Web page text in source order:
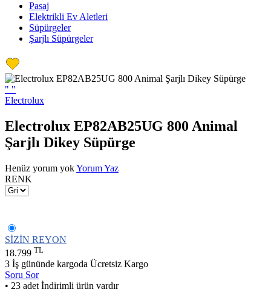
Pasaj
Elektrikli Ev Aletleri
Süpürgeler
Şarjlı Süpürgeler
" "
Electrolux
Electrolux EP82AB25UG 800 Animal
Şarjlı Dikey Süpürge
Henüz yorum yokYorum Yaz
RENK
SİZİN REYON
18.799 TL
3 İş gününde kargoda Ücretsiz Kargo
Soru Sor
• 23 adet İndirimli ürün vardır